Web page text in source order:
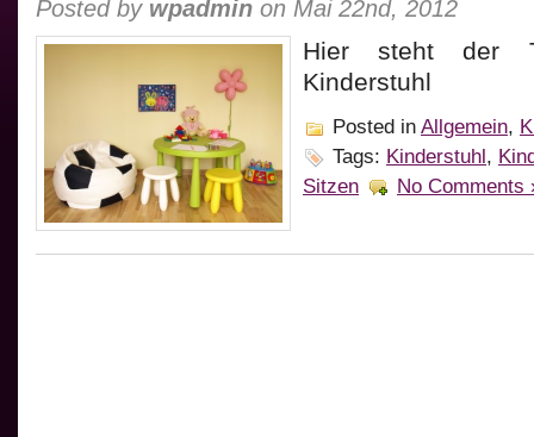
Posted by wpadmin on Mai 22nd, 2012
Hier steht der
Kinderstuhl
Posted in Allgemein,
Tags: Kinderstuhl,
Sitzen
No Comments